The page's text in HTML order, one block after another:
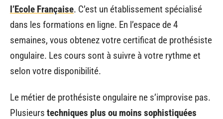
l’Ecole Française. C’est un établissement spécialisé
dans les formations en ligne. En l’espace de 4
semaines, vous obtenez votre certificat de prothésiste
ongulaire. Les cours sont à suivre à votre rythme et
selon votre disponibilité.
Le métier de prothésiste ongulaire ne s’improvise pas.
Plusieurs techniques plus ou moins sophistiquées